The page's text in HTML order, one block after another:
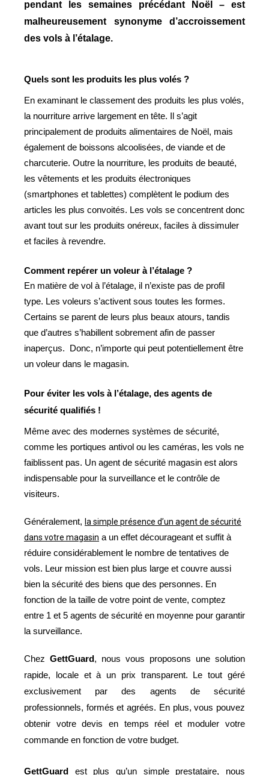
pendant les semaines précédant Noël – est
malheureusement synonyme d’accroissement
des vols à l’étalage.
Quels sont les produits les plus volés ?
En examinant le classement des produits les plus volés,
la nourriture arrive largement en tête. Il s’agit
principalement de produits alimentaires de Noël, mais
également de boissons alcoolisées, de viande et de
charcuterie. Outre la nourriture, les produits de beauté,
les vêtements et les produits électroniques
(smartphones et tablettes) complètent le podium des
articles les plus convoités. Les vols se concentrent donc
avant tout sur les produits onéreux, faciles à dissimuler
et faciles à revendre.
Comment repérer un voleur à l’étalage ?
En matière de vol à l’étalage, il n’existe pas de profil
type. Les voleurs s’activent sous toutes les formes.
Certains se parent de leurs plus beaux atours, tandis
que d’autres s’habillent sobrement afin de passer
inaperçus. Donc, n’importe qui peut potentiellement être
un voleur dans le magasin.
Pour éviter les vols à l’étalage, des agents de
sécurité qualifiés !
Même avec des modernes systèmes de sécurité,
comme les portiques antivol ou les caméras, les vols ne
faiblissent pas. Un agent de sécurité magasin est alors
indispensable pour la surveillance et le contrôle de
visiteurs.
Généralement, la simple présence d’un agent de sécurité
dans votre magasin a un effet décourageant et suffit à
réduire considérablement le nombre de tentatives de
vols. Leur mission est bien plus large et couvre aussi
bien la sécurité des biens que des personnes. En
fonction de la taille de votre point de vente, comptez
entre 1 et 5 agents de sécurité en moyenne pour garantir
la surveillance.
Chez GettGuard, nous vous proposons une solution
rapide, locale et à un prix transparent. Le tout géré
exclusivement par des agents de sécurité
professionnels, formés et agréés. En plus, vous pouvez
obtenir votre devis en temps réel et moduler votre
commande en fonction de votre budget.
GettGuard est plus qu’un simple prestataire, nous